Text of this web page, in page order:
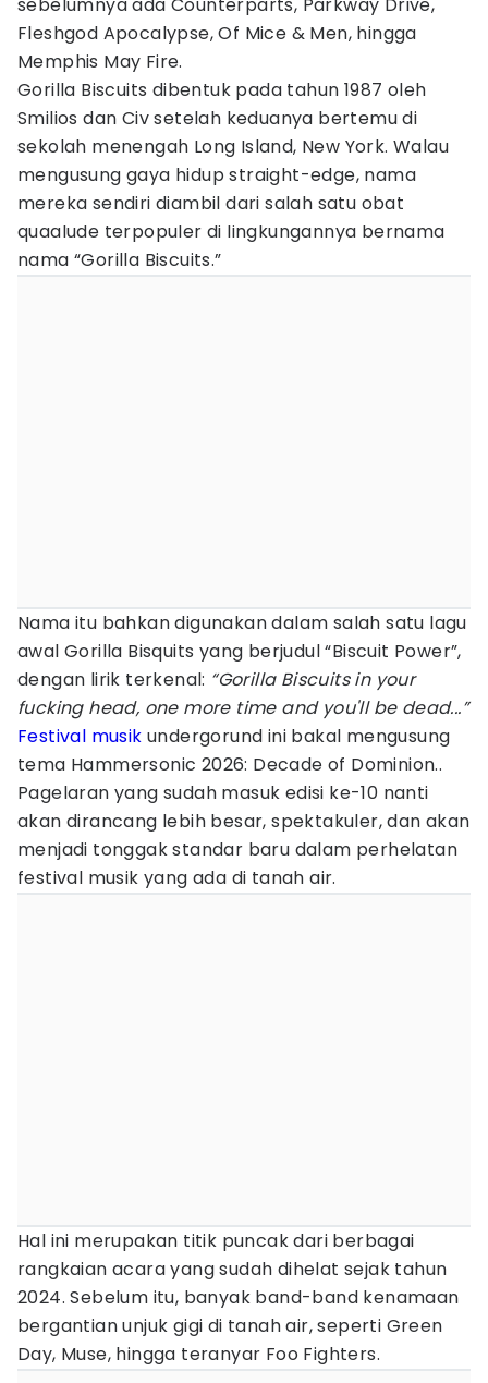
Fleshgod Apocalypse, Of Mice & Men, hingga
Memphis May Fire.
Gorilla Biscuits dibentuk pada tahun 1987 oleh
Smilios dan Civ setelah keduanya bertemu di
sekolah menengah Long Island, New York. Walau
mengusung gaya hidup straight-edge, nama
mereka sendiri diambil dari salah satu obat
quaalude terpopuler di lingkungannya bernama
nama “Gorilla Biscuits.”
Nama itu bahkan digunakan dalam salah satu lagu
awal Gorilla Bisquits yang berjudul “Biscuit Power”,
dengan lirik terkenal: “Gorilla Biscuits in your
fucking head, one more time and you'll be dead...”
Festival musik undergorund ini bakal mengusung
tema Hammersonic 2026: Decade of Dominion..
Pagelaran yang sudah masuk edisi ke-10 nanti
akan dirancang lebih besar, spektakuler, dan akan
menjadi tonggak standar baru dalam perhelatan
festival musik yang ada di tanah air.
Hal ini merupakan titik puncak dari berbagai
rangkaian acara yang sudah dihelat sejak tahun
2024. Sebelum itu, banyak band-band kenamaan
bergantian unjuk gigi di tanah air, seperti Green
Day, Muse, hingga teranyar Foo Fighters.